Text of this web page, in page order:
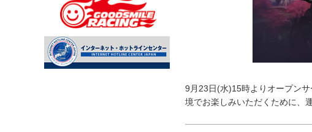
9月23日(水)15時よりオープン
境でお楽しみいただくために、